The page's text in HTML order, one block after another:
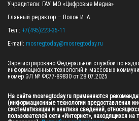
Учредители: ГАУ МО «Цифровые Медиа»
Главный редактор — Попов И. А.
Тел.: +7(495)223-35-11
E-mail: mosregtoday@mosregtoday.ru
Зарегистрировано Федеральной службой по
информационных технологий и массовых
номер ЭЛ № ФС77-89830 от 28.07.2025
На сайте mosregtoday.ru применяются
(информационные технологии предоставления
систематизации и анализа сведений,
пользователей сети «Интернет», находящихся на